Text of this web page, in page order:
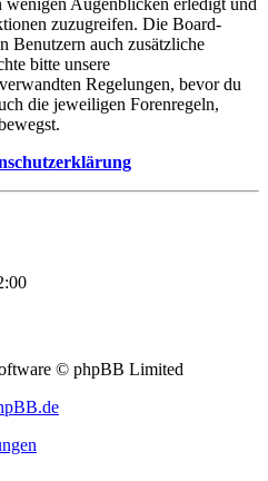
zuzugreifen. Die Board-
Benutzern auch zusätzliche
bitte unsere
Regelungen, bevor du
die jeweiligen Forenregeln,
© phpBB Limited